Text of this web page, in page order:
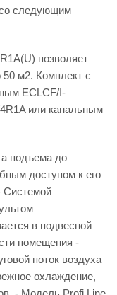
со следующим
позволяет
м2. Комплект с
ECLCF/I-
или канальным
подъема до
доступом к его
Системой
в подвесной
помещения -
поток воздуха
охлаждение,